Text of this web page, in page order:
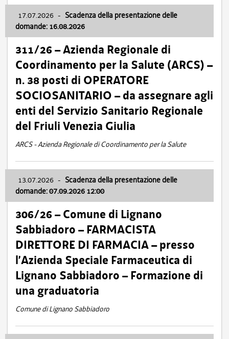
17.07.2026 - Scadenza della presentazione delle
domande: 16.08.2026
311/26 – Azienda Regionale di
Coordinamento per la Salute (ARCS) –
n. 38 posti di OPERATORE
SOCIOSANITARIO – da assegnare agli
enti del Servizio Sanitario Regionale
del Friuli Venezia Giulia
ARCS - Azienda Regionale di Coordinamento per la Salute
13.07.2026 - Scadenza della presentazione delle
domande: 07.09.2026 12:00
306/26 – Comune di Lignano
Sabbiadoro – FARMACISTA
DIRETTORE DI FARMACIA – presso
l’Azienda Speciale Farmaceutica di
Lignano Sabbiadoro – Formazione di
una graduatoria
Comune di Lignano Sabbiadoro